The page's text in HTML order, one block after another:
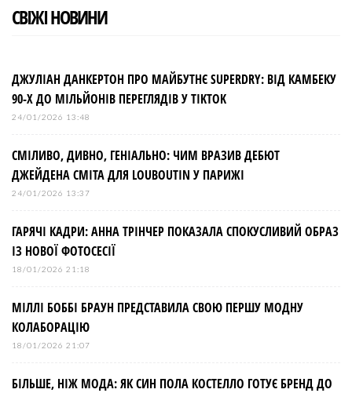
СВІЖІ НОВИНИ
ДЖУЛІАН ДАНКЕРТОН ПРО МАЙБУТНЄ SUPERDRY: ВІД КАМБЕКУ
90-Х ДО МІЛЬЙОНІВ ПЕРЕГЛЯДІВ У TIKTOK
24/01/2026 13:48
СМІЛИВО, ДИВНО, ГЕНІАЛЬНО: ЧИМ ВРАЗИВ ДЕБЮТ
ДЖЕЙДЕНА СМІТА ДЛЯ LOUBOUTIN У ПАРИЖІ
24/01/2026 13:37
ГАРЯЧІ КАДРИ: АННА ТРІНЧЕР ПОКАЗАЛА СПОКУСЛИВИЙ ОБРАЗ
ІЗ НОВОЇ ФОТОСЕСІЇ
18/01/2026 21:18
МІЛЛІ БОББІ БРАУН ПРЕДСТАВИЛА СВОЮ ПЕРШУ МОДНУ
КОЛАБОРАЦІЮ
18/01/2026 21:07
БІЛЬШЕ, НІЖ МОДА: ЯК СИН ПОЛА КОСТЕЛЛО ГОТУЄ БРЕНД ДО